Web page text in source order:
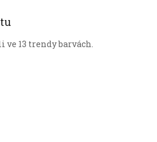
13 trendy barvách.